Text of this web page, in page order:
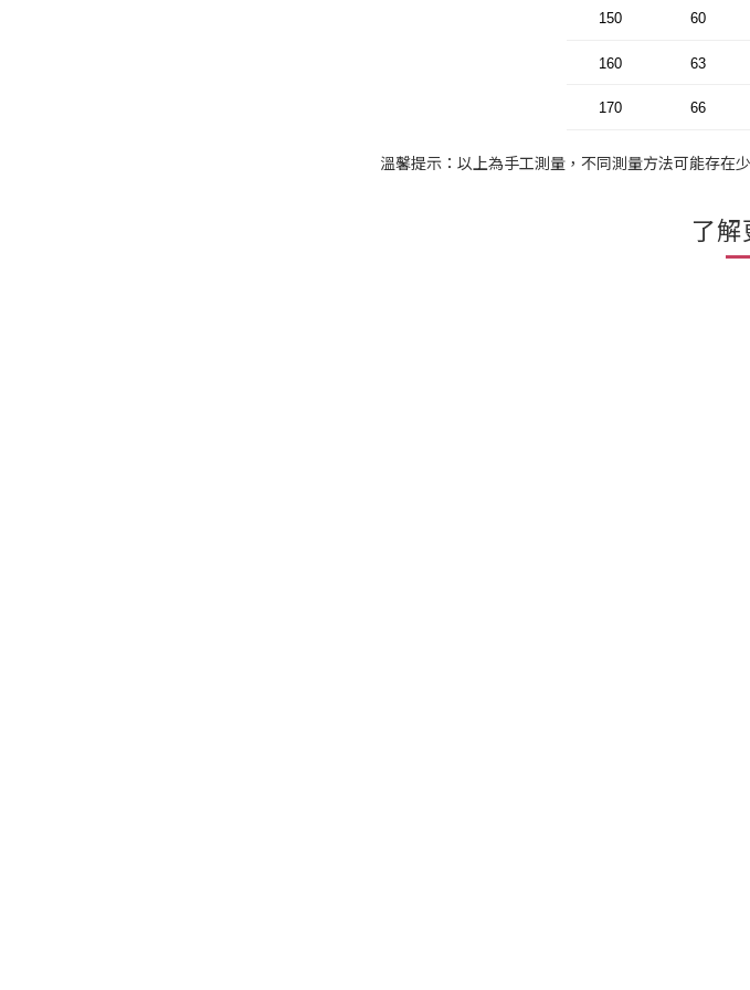
150 60
160 63
170 66
溫馨提示：以上為手工測量，不同測量方法可能存在
了解